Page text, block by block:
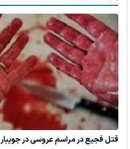
قتل فجیع در مراسم عروسی در جویبار